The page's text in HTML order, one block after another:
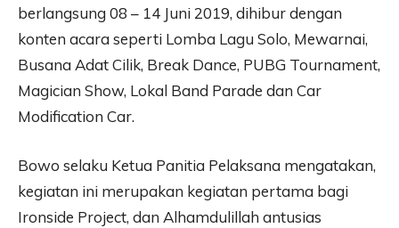
berlangsung 08 – 14 Juni 2019, dihibur dengan
konten acara seperti Lomba Lagu Solo, Mewarnai,
Busana Adat Cilik, Break Dance, PUBG Tournament,
Magician Show, Lokal Band Parade dan Car
Modification Car.
Bowo selaku Ketua Panitia Pelaksana mengatakan,
kegiatan ini merupakan kegiatan pertama bagi
Ironside Project, dan Alhamdulillah antusias